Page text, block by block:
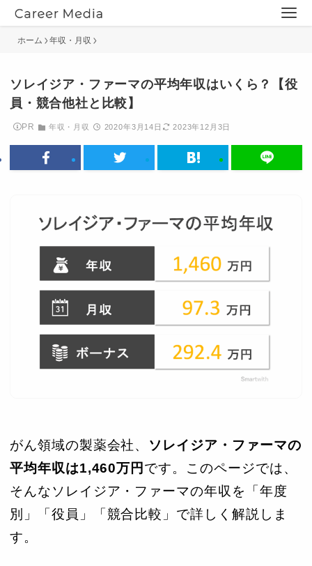
ホーム 年収・月収
ソレイジア・ファーマの平均年収はいくら？【役
員・競合他社と比較】
PR 年収・月収 2020年3月14日 2023年12月3日
がん領域の製薬会社、 ソレイジア・ファーマの
平均年収は1,460万円 です。このページでは、
そんなソレイジア・ファーマの年収を「年度
別」「役員」「競合比較」で詳しく解説しま
す。